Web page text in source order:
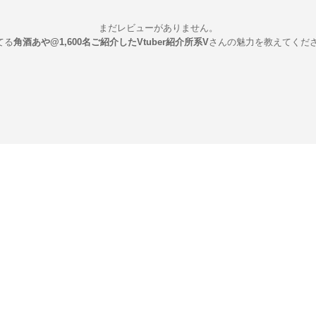
まだレビューがありません。
る角酒あや@1,600名ご紹介したVtuber紹介所系Vさんの魅力を教えてくだ